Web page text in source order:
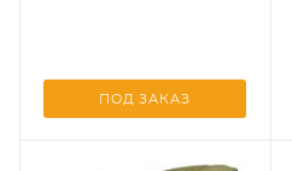
ПОД ЗАКАЗ